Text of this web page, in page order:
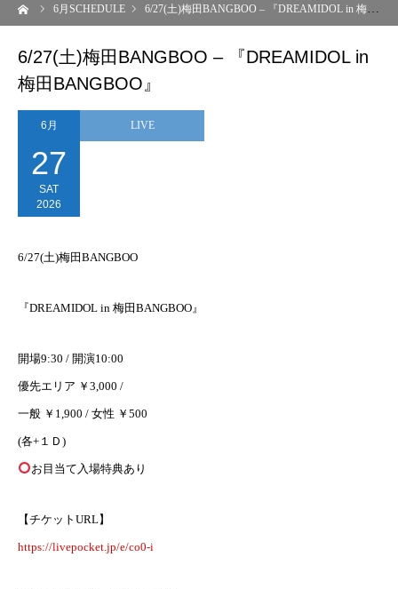
6月SCHEDULE 6/27(土)梅田BANGBOO – 『DREAMIDOL in 梅田BANGBOO』
6/27(土)梅田BANGBOO – 『DREAMIDOL in
梅田BANGBOO』
6月
27
SAT
2026
LIVE
6/27(土)梅田BANGBOO
『DREAMIDOL in 梅田BANGBOO』
開場9:30 / 開演10:00
優先エリア ￥3,000 /
一般 ￥1,900 / 女性 ￥500
(各+１Ｄ)
お目当て入場特典あり
【チケットURL】
https://livepocket.jp/e/co0-i